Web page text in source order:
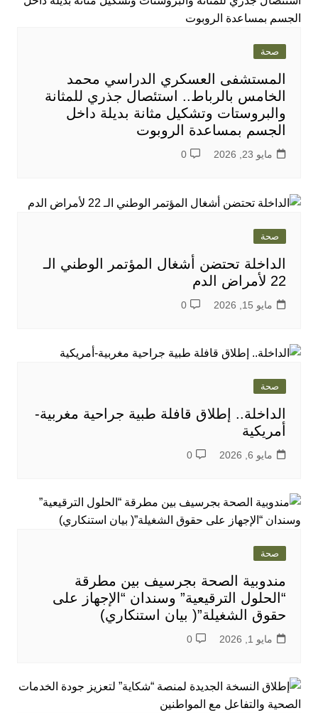
صحة
المستشفى العسكري الدراسي محمد
الخامس بالرباط.. استئصال جذري للمثانة
والبروستات وتشكيل مثانة بديلة داخل
الجسم بمساعدة الروبوت
مايو 23, 2026 0
صحة
الداخلة تحتضن أشغال المؤتمر الوطني الـ
22 لأمراض الدم
مايو 15, 2026 0
صحة
الداخلة.. إطلاق قافلة طبية جراحية مغربية-
أمريكية
مايو 6, 2026 0
صحة
مندوبية الصحة بجرسيف بين مطرقة
“الحلول الترقيعية” وسندان “الإجهاز على
حقوق الشغيلة”( بيان استنكاري)
مايو 1, 2026 0